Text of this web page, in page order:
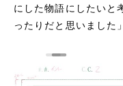
にした物語にしたいと
ったりだと思いました